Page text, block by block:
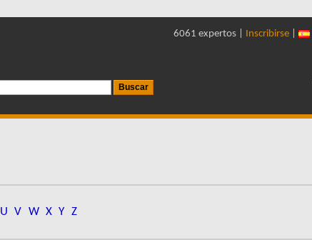
6061 expertos | Inscribirse
U V W X Y Z